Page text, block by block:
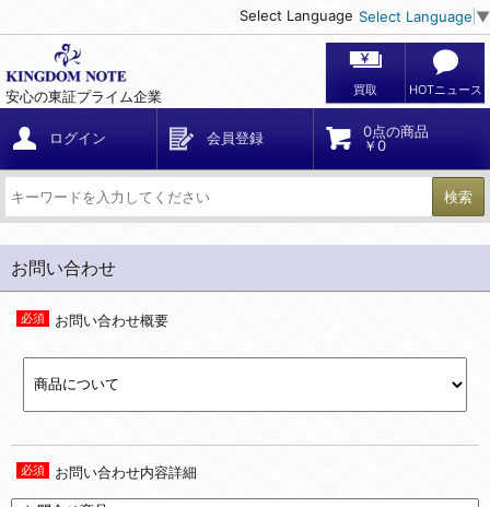
Select Language Select Language ▼
安心の東証プライム企業 買取 HOTニュース
ログイン 会員登録
0点の商品
￥0
検索
お問い合わせ
お問い合わせ概要
お問い合わせ内容詳細